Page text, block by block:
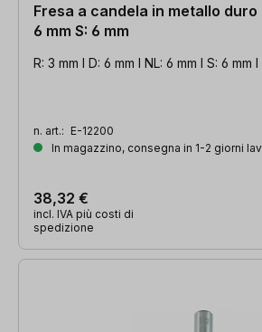
Fresa a candela in metallo duro
6 mm S: 6 mm
R: 3 mm l D: 6 mm l NL: 6 mm l S: 6 mm l
n. art.: E-12200
In magazzino, consegna in 1-2 giorni
38,32 €
incl. IVA più costi di
spedizione